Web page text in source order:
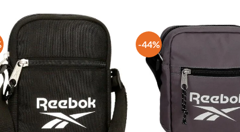
-44%